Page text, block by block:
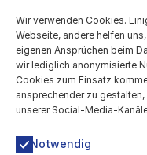
(Interrobang),
e.V.), Hiroko
Theater),
Wir verwenden Cookies.
Webseite, andere helfen
eigenen Ansprüchen beim
wir lediglich anonymisierte
Cookies zum Einsatz
ansprechender zu
unserer Social-Media-
Notwendig